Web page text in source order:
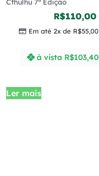
Cthulhu 7ª Edição
R$110,00
Em até 2x de R$55,00
à vista R$103,40
Ler mais